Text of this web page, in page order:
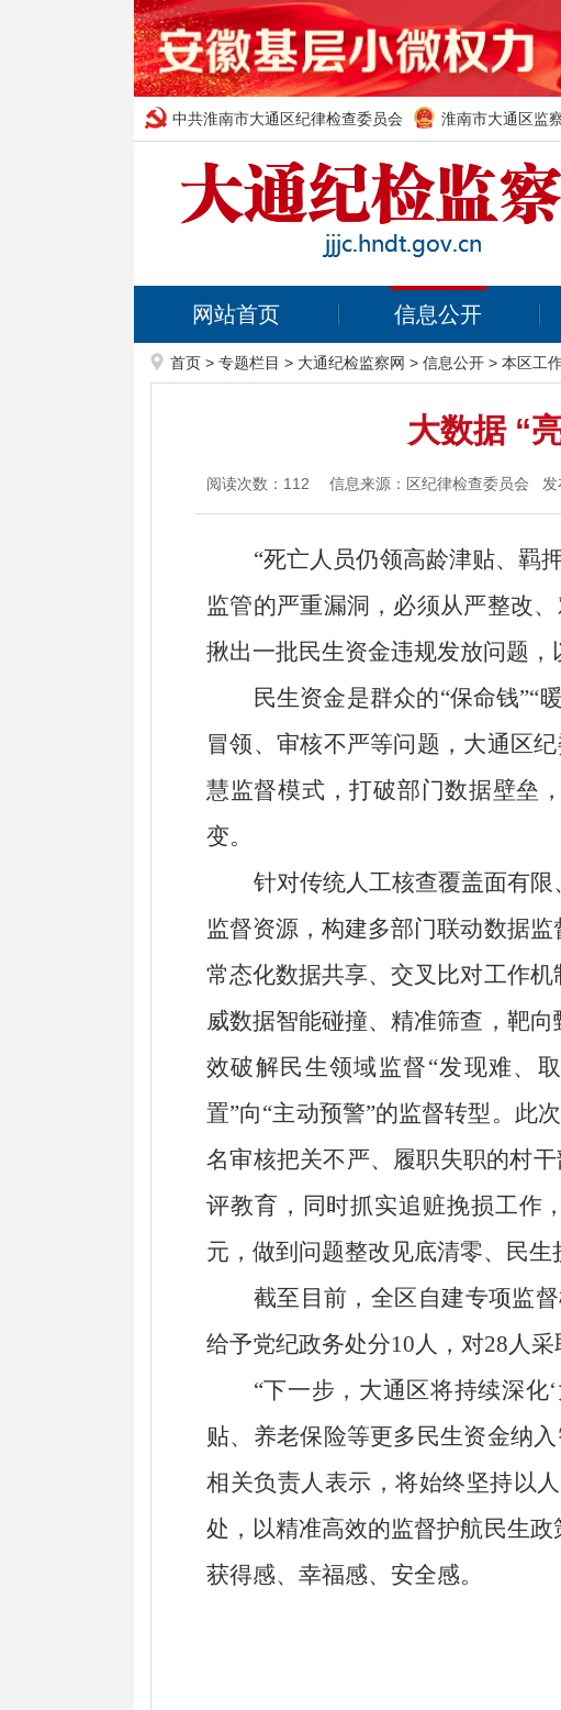
中共淮南市大通区纪律检查委员会 淮南市大通区监
网站首页 信息公开
首页 > 专题栏目 > 大通纪检监察网 > 信息公开 > 本区工
大数据 “
阅读次数： 112 信息来源：区纪律检查委员会 发
“死亡人员仍领高龄津贴、羁
监管的严重漏洞，必须从严整改
揪出一批民生资金违规发放问题，
民生资金是群众的“保命钱”“
冒领、审核不严等问题 ， 大通区
慧监督模式 ，打破部门数据壁垒
变。
针对传统人工核查覆盖面有
监督资源，构建多部门联动数据监
常态化数据共享、交叉比对工作
威数据智能碰撞、精准筛查，靶
效破解民生领域监督“发现难、
置”向“主动预警”的监督转型 。 此
名审核把关不严、履职失职的村
评教育，
同时抓实追赃挽损工作
元，做到问题整改见底清零、民生
截至目前，全区自建专项监
给予党纪政务处分10人，对28人
“下一步，大通区将持续深化
贴、养老保险等更多民生资金纳
相关负责人表示，将始终坚持以
处，以精准高效的监督护航民生
获得感、幸福感、安全感。